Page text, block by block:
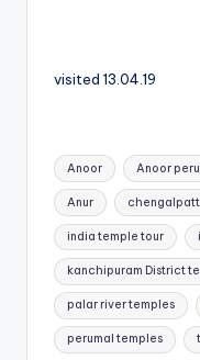
visited 13.04.19
Tags:
Anoor Anoor
Anur
india temple tour
kanchipuram District
palar river temples
perumal temples